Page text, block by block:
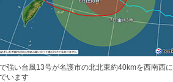
強い台風13号が名護市の北北東約40kmを西南西に
います